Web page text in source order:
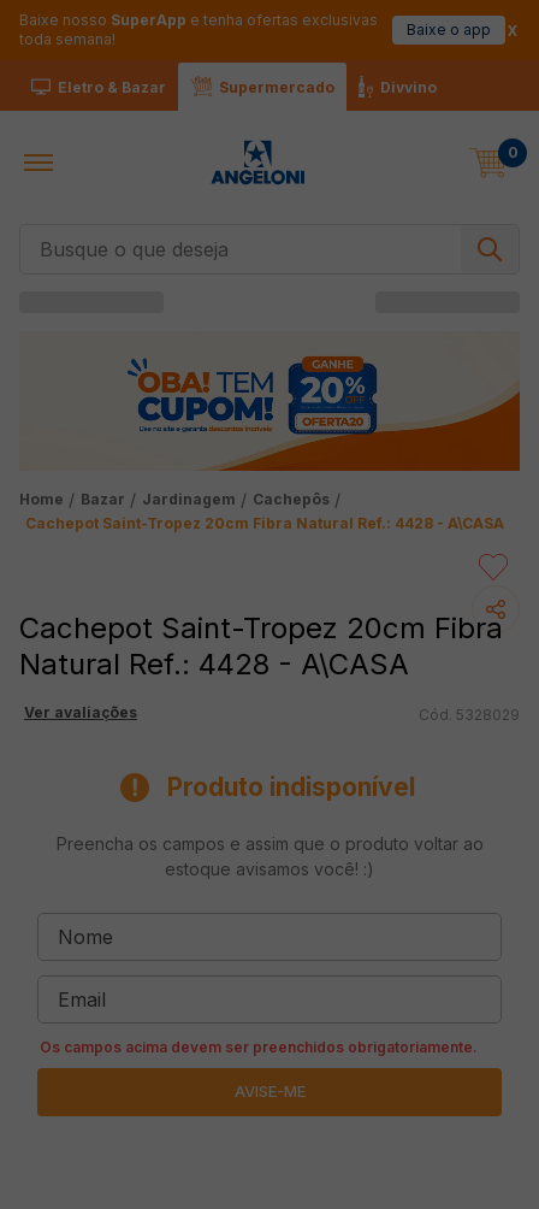
Baixe nosso SuperApp e tenha ofertas exclusivas
toda semana!
Baixe o app
Eletro & Bazar Supermercado Divvino
0
Bazar Jardinagem
Cachepôs
Cachepot Saint-Tropez 20cm Fibra Natural Ref.: 4428 - A\CASA
Cachepot Saint-Tropez 20cm Fibra
Natural Ref.: 4428 - A\CASA
Ver avaliações 5328029
Produto indisponível
Preencha os campos e assim que o produto voltar ao
estoque avisamos você! :)